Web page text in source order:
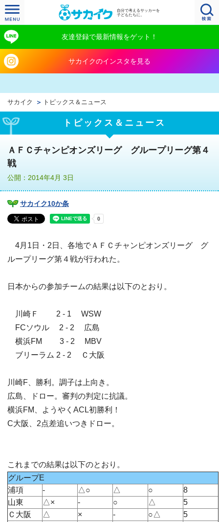
自分で考えるサッカーを
子どもたちに。
友達登録で最新情報をゲット！
サカイクのインスタを見る
サカイク トピックス＆ニュース
トピックス＆ニュース
ＡＦＣチャンピオンズリーグ グループリーグ第４
戦
公開：2014年4月 3日
サカイク10か条
4月1日・2日、各地でＡＦＣチャンピオンズリーグ グ
ループリーグ第４戦が行われた。
日本からの参加チームの結果は以下のとおり。
川崎Ｆ 2 - 1 WSW
FCソウル 2 - 2 広島
横浜FM 3 - 2 MBV
ブリーラム 2 - 2 Ｃ大阪
川崎F、勝利。調子は上向き。
広島、ドロー。審判の判定に抗議。
横浜FM、ようやくACL初勝利！
C大阪、2点差追いつきドロー。
これまでの結果は以下のとおり。
グループE
浦項
- △○ △ ○
8
山東
△× - ○ △
5
Ｃ大阪
△ × - ○△
5